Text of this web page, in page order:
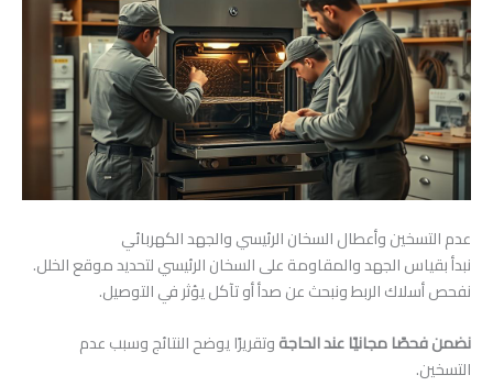
عدم التسخين وأعطال السخان الرئيسي والجهد الكهربائي
نبدأ بقياس الجهد والمقاومة على السخان الرئيسي لتحديد موقع الخلل.
نفحص أسلاك الربط ونبحث عن صدأ أو تآكل يؤثر في التوصيل.
نضمن فحصًا مجانيًا عند الحاجةوتقريرًا يوضح النتائج وسبب عدم
التسخين.